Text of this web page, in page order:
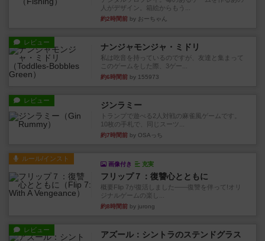
人がデザイン。箱絵からもう...
約2時間前 by おーちゃん
レビュー ナンジャモンジャ・ミドリ
私は吃音を持っているのですが、友達と集まって
このゲームをした際、3ゲー...
約6時間前 by 155973
レビュー ジンラミー
トランプで遊べる2人対戦の麻雀風ゲームです。
10枚の手札で、同じスーツ...
約7時間前 by OSAっち
ルール/インスト
画像付き 充実
フリップ７：復讐心とともに
概要Flip 7が復活しました――復讐を伴って!オリ
ジナルゲームの楽し...
約8時間前 by jurong
レビュー アズール：シントラのステンドグラス